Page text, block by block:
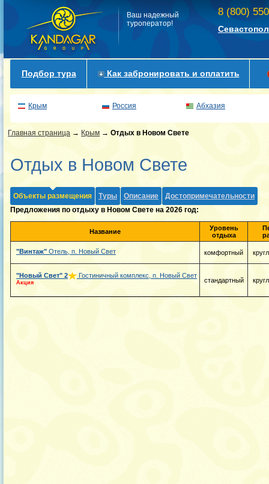
Ваш надежный
туроператор!
8 (800)
Подбор тура Как забронировать и оплатить
Крым Россия Абхазия
Главная страница → Крым → Отдых в Новом Свете
Отдых в Новом Свете
Объекты размещения Туры Описание
Достопримечательности
Предложения по отдыху в Новом Свете на 2026 год:
Название
Уровень
отдыха
"Винтаж" Отель, п. Новый Свет комфортный
"Новый Свет" 2 Гостиничный комплекс, п. Новый Свет
Акция стандартный